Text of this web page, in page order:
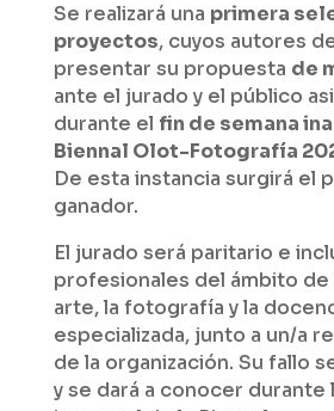
Se realizará una primera
proyectos, cuyos autores
presentar su propuesta de
ante el jurado y el público
durante el fin de semana
Biennal Olot-Fotografía
De esta instancia surgirá el
ganador.
El jurado será paritario e
profesionales del ámbito de
arte, la fotografía y la
especializada, junto a un/a
de la organización. Su fallo
y se dará a conocer durante